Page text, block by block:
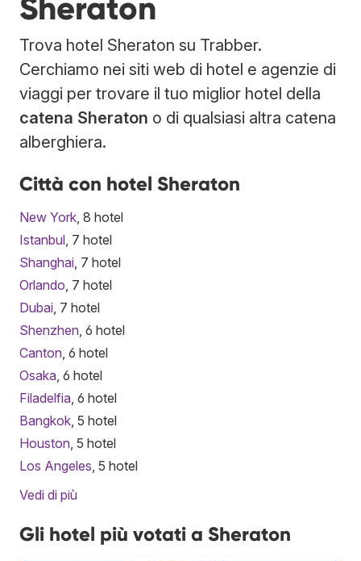
Sheraton
Trova hotel Sheraton su Trabber.
Cerchiamo nei siti web di hotel e agenzie di
viaggi per trovare il tuo miglior hotel della
catena Sheraton o di qualsiasi altra catena
alberghiera.
Città con hotel Sheraton
New York , 8 hotel
Istanbul , 7 hotel
Shanghai , 7 hotel
Orlando , 7 hotel
Dubai , 7 hotel
Shenzhen , 6 hotel
Canton , 6 hotel
Osaka , 6 hotel
Filadelfia , 6 hotel
Bangkok , 5 hotel
Houston , 5 hotel
Los Angeles , 5 hotel
Vedi di più
Gli hotel più votati a Sheraton